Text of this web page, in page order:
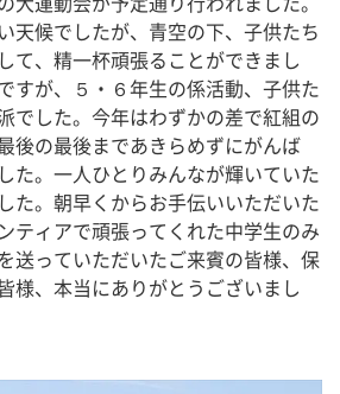
天候でしたが、青空の下、子供たち
て、精一杯頑張ることができまし
すが、５・６年生の係活動、子供た
でした。今年はわずかの差で紅組の
後の最後まであきらめずにがんば
た。一人ひとりみんなが輝いていた
た。朝早くからお手伝いいただいた
ティアで頑張ってくれた中学生のみ
送っていただいたご来賓の皆様、保
様、本当にありがとうございまし